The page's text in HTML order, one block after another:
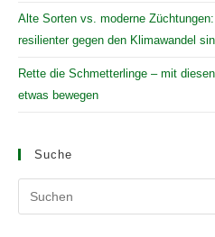
Alte Sorten vs. moderne
resilienter gegen den Klimawandel
Rette die Schmetterlinge – mit
etwas bewegen
Suche